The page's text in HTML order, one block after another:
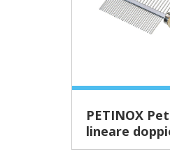
PETINOX Pet - Pettine
lineare